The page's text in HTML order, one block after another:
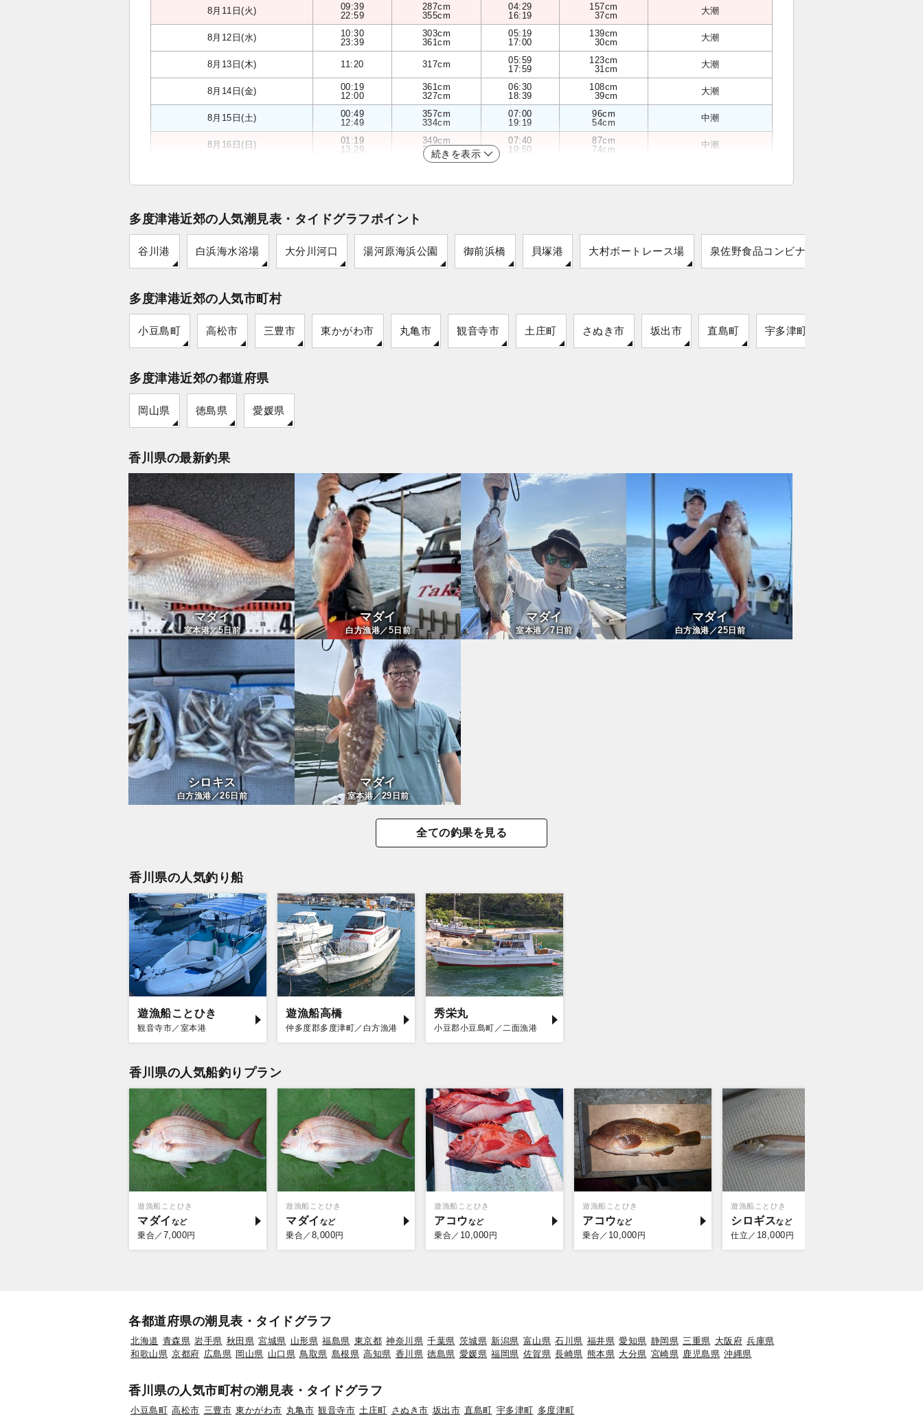
8月11日(火)
09:39
22:59
287cm
355cm
04:29
16:19
157cm
37cm
大潮
8月12日(水)
10:30
23:39
303cm
361cm
05:19
17:00
139cm
30cm
大潮
8月13日(木) 11:20 317cm
05:59
17:59
123cm
31cm
大潮
8月14日(金)
00:19
12:00
361cm
327cm
06:30
18:39
108cm
39cm
大潮
8月15日(土)
00:49
12:49
357cm
334cm
07:00
19:19
96cm
54cm
中潮
8月16日(日)
01:19
13:29
349cm
334cm
07:40
19:50
87cm
74cm
中潮
続きを表示
多度津港近郊の人気潮見表・タイドグラフポイント
谷川港 白浜海水浴場 大分川河口 湯河原海浜公園 御前浜橋 貝塚港 大村ボートレース場 泉佐野食品コンビナート
多度津港近郊の人気市町村
小豆島町 高松市 三豊市 東かがわ市 丸亀市 観音寺市 土庄町 さぬき市 坂出市 直島町 宇多津町
多度津港近郊の都道府県
岡山県 徳島県 愛媛県
香川県の最新釣果
マダイ
室本港／5日前
マダイ
白方漁港／5日前
マダイ
室本港／7日前
マダイ
白方漁港／25日前
シロキス
白方漁港／26日前
マダイ
室本港／29日前
全ての釣果を見る
香川県の人気釣り船
遊漁船ことひき
観音寺市／室本港
遊漁船高橋
仲多度郡多度津町／白方漁港
秀栄丸
小豆郡小豆島町／二面漁港
香川県の人気船釣りプラン
遊漁船ことひき
マダイ
乗合／ 7,000円
遊漁船ことひき
マダイ
乗合／ 8,000円
遊漁船ことひき
アコウ
乗合／ 10,000 円
遊漁船ことひき
アコウ
乗合／ 10,000 円
遊漁船ことひき
シロギス
仕立／ 18,000 円
各都道府県の潮見表・タイドグラフ
北海道 青森県 岩手県 秋田県 宮城県 山形県 福島県 東京都 神奈川県 千葉県 茨城県 新潟県 富山県 石川県 福井県 愛知県 静岡県 三重県 大阪府 兵庫県
和歌山県 京都府 広島県 岡山県 山口県 鳥取県 島根県 高知県 香川県 徳島県 愛媛県 福岡県 佐賀県 長崎県 熊本県 大分県 宮崎県 鹿児島県 沖縄県
香川県の人気市町村の潮見表・タイドグラフ
小豆島町 高松市 三豊市 東かがわ市 丸亀市 観音寺市 土庄町 さぬき市 坂出市 直島町 宇多津町 多度津町